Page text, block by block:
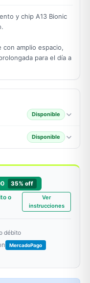
y chip A13 Bionic
con amplio espacio,
para el día a
Disponible
Disponible
35% off
o
Ver
instrucciones
débito
MercadoPago